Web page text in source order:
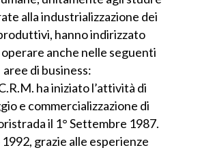
alla industrializzazione dei
hanno indirizzato
operare anche nelle seguenti
aree di business:
ha iniziato l’attività di
e commercializzazione di
il 1° Settembre 1987.
grazie alle esperienze